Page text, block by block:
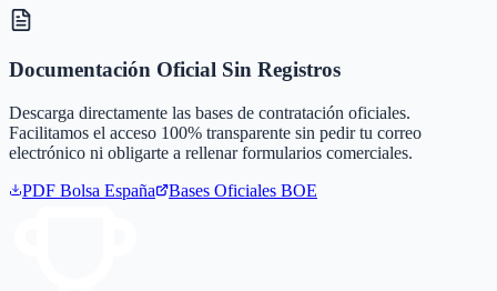
Documentación Oficial Sin Registros
Descarga directamente las bases de contratación oficiales.
Facilitamos el acceso 100% transparente sin pedir tu correo
electrónico ni obligarte a rellenar formularios comerciales.
PDF Bolsa España Bases Oficiales BOE